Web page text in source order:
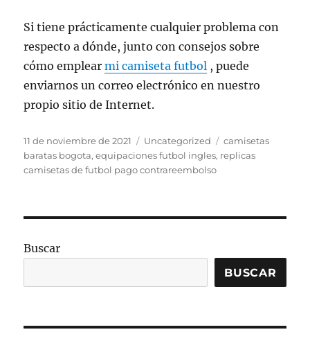
Si tiene prácticamente cualquier problema con
respecto a dónde, junto con consejos sobre
cómo emplearmi camiseta futbol , puede
enviarnos un correo electrónico en nuestro
propio sitio de Internet.
Publicado
el
11 de noviembre de 2021 Categorías
Uncategorized Etiquetas
camisetas
baratas bogota,equipaciones futbol ingles, replicas
camisetas de futbol pago contrareembolso
Buscar
BUSCAR